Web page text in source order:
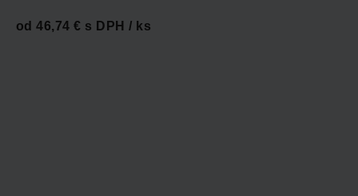
od 46,74 € s DPH / ks